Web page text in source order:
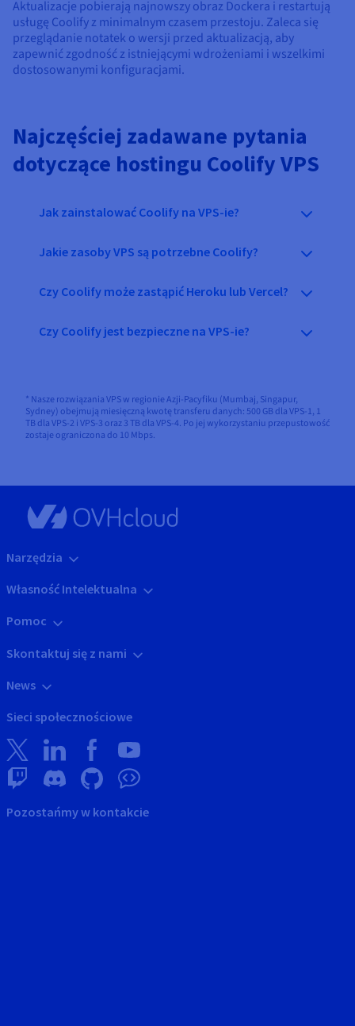
Aktualizacje pobierają najnowszy obraz Dockera i restartują
usługę Coolify z minimalnym czasem przestoju. Zaleca się
przeglądanie notatek o wersji przed aktualizacją, aby
zapewnić zgodność z istniejącymi wdrożeniami i wszelkimi
dostosowanymi konfiguracjami.
Najczęściej zadawane pytania
dotyczące hostingu Coolify VPS
Jak zainstalować Coolify na VPS-ie?
Jakie zasoby VPS są potrzebne Coolify?
Czy Coolify może zastąpić Heroku lub Vercel?
Czy Coolify jest bezpieczne na VPS-ie?
* Nasze rozwiązania VPS w regionie Azji-Pacyfiku (Mumbaj, Singapur,
Sydney) obejmują miesięczną kwotę transferu danych: 500 GB dla VPS-1, 1
TB dla VPS-2 i VPS-3 oraz 3 TB dla VPS-4. Po jej wykorzystaniu przepustowość
zostaje ograniczona do 10 Mbps.
Narzędzia
Własność Intelektualna
Pomoc
Skontaktuj się z nami
News
Sieci społecznościowe
Pozostańmy w kontakcie